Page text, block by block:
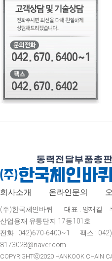
회사소개 온라인문의
(주)한국체인바퀴 대표 : 양재길
산업용재 유통단지 17동101호
전화 : 042)670-6400~1
팩스 :
8173028@naver.com
COPYRIGHTⓒ2020 HANKOOK CHAIN